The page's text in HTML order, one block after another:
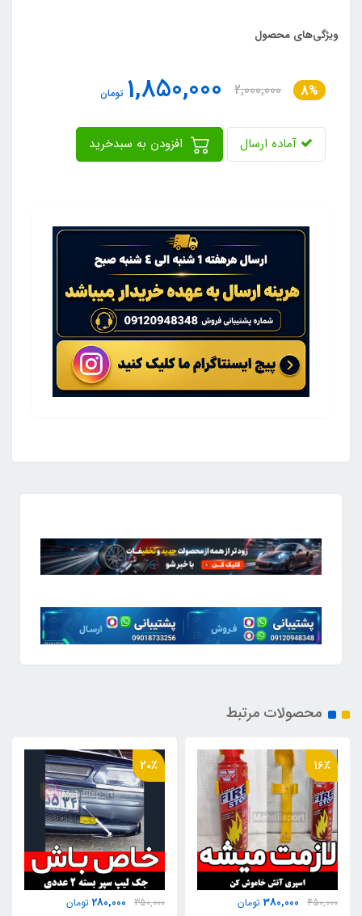
ویژگی‌های محصول
8%
2,000,000
1,850,000 تومان
آماده ارسال
محصولات مرتبط
20٪
350,000
280,000
20٪
350,000
280,000